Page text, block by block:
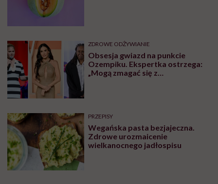
ZDROWE ODŻYWIANIE
Obsesja gwiazd na punkcie
Ozempiku. Ekspertka ostrzega:
„Mogą zmagać się z
PRZEPISY
Wegańska pasta bezjajeczna.
Zdrowe urozmaicenie
wielkanocnego jadłospisu